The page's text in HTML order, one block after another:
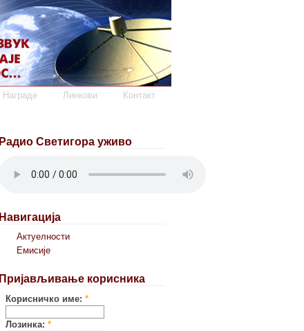
Награде Линкови Контакт
Радио Светигора уживо
Навигација
Актуелности
Емисије
Пријављивање корисника
Корисничко име: *
Лозинка: *